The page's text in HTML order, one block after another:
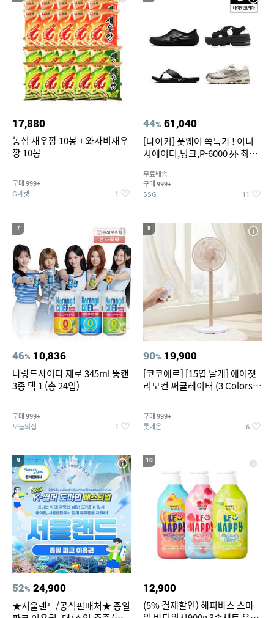
17,880
농심 새우깡 10봉 + 와사비새우
깡 10봉
구매 999+
G마켓 1
44% 61,040
[나이키] 풋웨어 쓱특가 ! 이니
시에이터,덩크,P-6000 外 최대
무료배송
구매 999+
SSG 11
7
46% 10,836
나랑드사이다 제로 345ml 뚱캔
3종 택 1 (총 24입)
구매 999+
오늘의집 1
8
90% 19,900
[코코에르] [15엽 날개] 에어젯
리모컨 써큘레이터 (3 Colors
구매 999+
롯데온 6
9
52% 24,900
★서울랜드/공식판매처★ 종일
10
12,900
(5% 결제할인) 해피바스 스마